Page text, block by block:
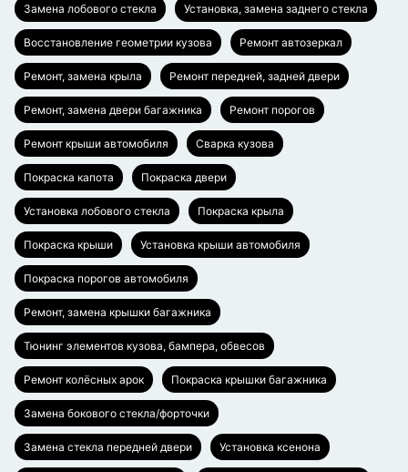
Замена лобового стекла Установка, замена заднего стекла
Восстановление геометрии кузова Ремонт автозеркал
Ремонт, замена крыла Ремонт передней, задней двери
Ремонт, замена двери багажника Ремонт порогов
Ремонт крыши автомобиля Сварка кузова
Покраска капота Покраска двери
Установка лобового стекла Покраска крыла
Покраска крыши Установка крыши автомобиля
Покраска порогов автомобиля
Ремонт, замена крышки багажника
Тюнинг элементов кузова, бампера, обвесов
Ремонт колёсных арок Покраска крышки багажника
Замена бокового стекла/форточки
Замена стекла передней двери Установка ксенона